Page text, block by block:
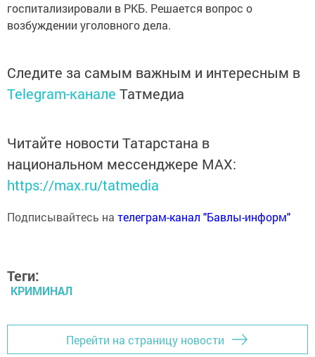
госпитализировали в РКБ. Решается вопрос о
возбуждении уголовного дела.
Следите за самым важным и интересным в
Telegram-канале Татмедиа
Читайте новости Татарстана в
национальном мессенджере MАХ:
https://max.ru/tatmedia
Подписывайтесь на телеграм-канал "Бавлы-информ"
Теги:
КРИМИНАЛ
Перейти на страницу новости